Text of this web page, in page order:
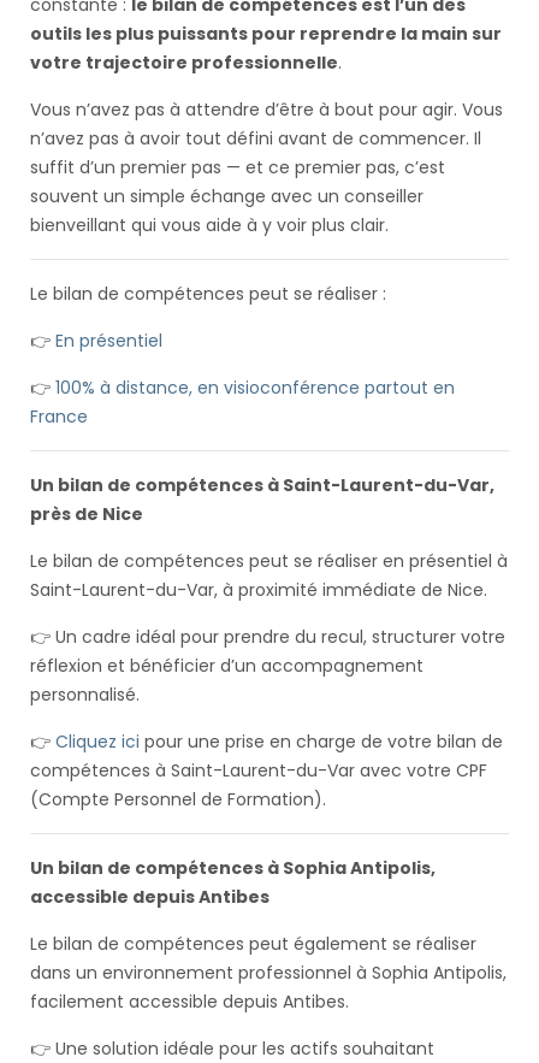
outils les plus puissants pour reprendre la main sur
votre trajectoire professionnelle.
Vous n’avez pas à attendre d’être à bout pour agir. Vous
n’avez pas à avoir tout défini avant de commencer. Il
suffit d’un premier pas — et ce premier pas, c’est
souvent un simple échange avec un conseiller
bienveillant qui vous aide à y voir plus clair.
Le bilan de compétences peut se réaliser :
👉 En présentiel
👉 100% à distance, en visioconférence partout en
France
Un bilan de compétences à Saint-Laurent-du-Var,
près de Nice
Le bilan de compétences peut se réaliser en présentiel à
Saint-Laurent-du-Var, à proximité immédiate de Nice.
👉 Un cadre idéal pour prendre du recul, structurer votre
réflexion et bénéficier d’un accompagnement
personnalisé.
👉 Cliquez ici pour une prise en charge de votre bilan de
compétences à Saint-Laurent-du-Var avec votre CPF
(Compte Personnel de Formation).
Un bilan de compétences à Sophia Antipolis,
accessible depuis Antibes
Le bilan de compétences peut également se réaliser
dans un environnement professionnel à Sophia Antipolis,
facilement accessible depuis Antibes.
👉 Une solution idéale pour les actifs souhaitant